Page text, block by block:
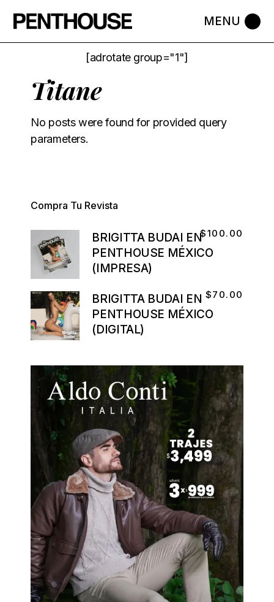
[adrotate group="1"]
Titane
No posts were found for provided query
parameters.
Compra Tu Revista
BRIGITTA BUDAI EN
PENTHOUSE MÉXICO
(IMPRESA)
$100.00
BRIGITTA BUDAI EN
PENTHOUSE MÉXICO
(DIGITAL)
$70.00